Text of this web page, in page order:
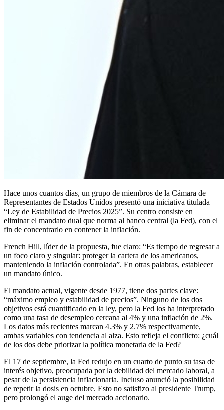
Hace unos cuantos días, un grupo de miembros de la Cámara de
Representantes de Estados Unidos presentó una iniciativa titulada
“Ley de Estabilidad de Precios 2025”. Su centro consiste en
eliminar el mandato dual que norma al banco central (la Fed), con el
fin de concentrarlo en contener la inflación.
French Hill, líder de la propuesta, fue claro: “Es tiempo de regresar a
un foco claro y singular: proteger la cartera de los americanos,
manteniendo la inflación controlada”. En otras palabras, establecer
un mandato único.
El mandato actual, vigente desde 1977, tiene dos partes clave:
“máximo empleo y estabilidad de precios”. Ninguno de los dos
objetivos está cuantificado en la ley, pero la Fed los ha interpretado
como una tasa de desempleo cercana al 4% y una inflación de 2%.
Los datos más recientes marcan 4.3% y 2.7% respectivamente,
ambas variables con tendencia al alza. Esto refleja el conflicto: ¿cuál
de los dos debe priorizar la política monetaria de la Fed?
El 17 de septiembre, la Fed redujo en un cuarto de punto su tasa de
interés objetivo, preocupada por la debilidad del mercado laboral, a
pesar de la persistencia inflacionaria. Incluso anunció la posibilidad
de repetir la dosis en octubre. Esto no satisfizo al presidente Trump,
pero prolongó el auge del mercado accionario.